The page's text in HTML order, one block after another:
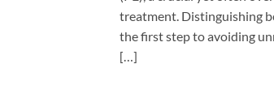
treatment. Distinguishing
the first step to avoiding
[…]